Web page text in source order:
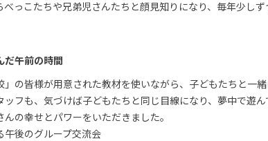
っこたちや兄弟児さんたちと顔見知りになり、毎年少し
だ午前の時間
の皆様が用意された教材を使いながら、子どもたちと一
ッフも、気づけば子どもたちと同じ目線になり、夢中で遊
の幸せとパワーをいただきました。
午後のグループ交流会